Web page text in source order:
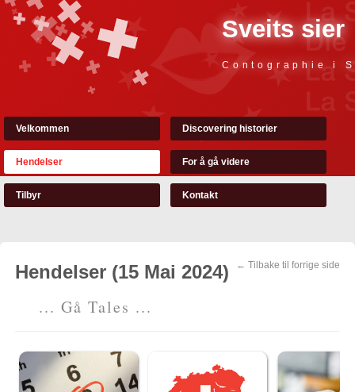
Sveits sier
Contographie i
Velkommen Discovering historier
Hendelser For å gå videre
Tilbyr Kontakt
← Tilbake til forrige side
Hendelser (15 Mai 2024)
... Gå Tales ...